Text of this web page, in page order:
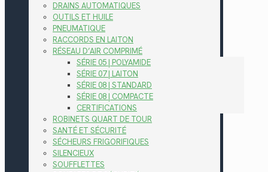
DRAINS AUTOMATIQUES
OUTILS ET HUILE
PNEUMATIQUE
RACCORDS EN LAITON
RÉSEAU D’AIR COMPRIMÉ
SÉRIE 05 | POLYAMIDE
SÉRIE 07 | LAITON
SÉRIE 08 | STANDARD
SÉRIE 08 | COMPACTE
CERTIFICATIONS
ROBINETS QUART DE TOUR
SANTÉ ET SÉCURITÉ
SÉCHEURS FRIGORIFIQUES
SILENCIEUX
SOUFFLETTES